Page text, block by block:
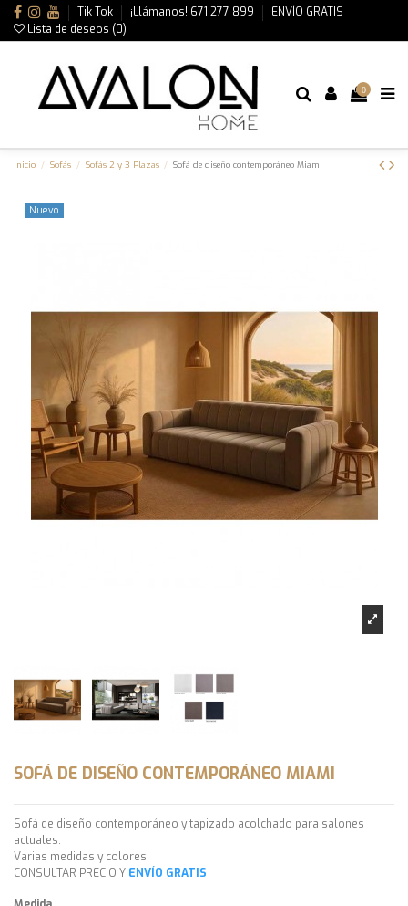
Tik Tok ¡Llámanos! 671 277 899
ENVÍO GRATIS
Lista de deseos (0)
0
Inicio Sofás Sofás 2 y 3 Plazas Sofá de diseño contemporáneo Miami
Nuevo
SOFÁ DE DISEÑO CONTEMPORÁNEO MIAMI
Sofá de diseño contemporáneo y tapizado acolchado para salones
actuales.
Varias medidas y colores.
CONSULTAR PRECIO Y ENVÍO GRATIS